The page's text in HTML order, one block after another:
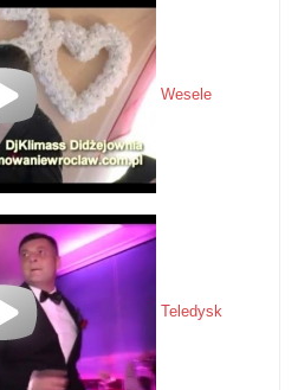
Wesele
Teledysk